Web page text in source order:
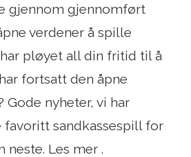
gjennom gjennomført
verdener å spille
pløyet all din fritid til å
fortsatt den åpne
Gode ​​nyheter, vi har
favoritt sandkassespill for
neste. Les mer .